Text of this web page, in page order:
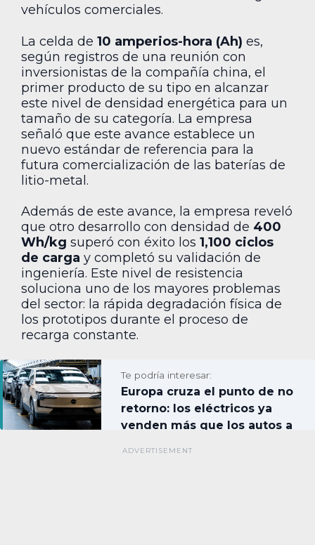
vehículos comerciales.
La celda de 10 amperios-hora (Ah) es,
según registros de una reunión con
inversionistas de la compañía china, el
primer producto de su tipo en alcanzar
este nivel de densidad energética para un
tamaño de su categoría. La empresa
señaló que este avance establece un
nuevo estándar de referencia para la
futura comercialización de las baterías de
litio-metal.
Además de este avance, la empresa reveló
que otro desarrollo con densidad de 400
Wh/kg superó con éxito los 1,100 ciclos
de carga y completó su validación de
ingeniería. Este nivel de resistencia
soluciona uno de los mayores problemas
del sector: la rápida degradación física de
los prototipos durante el proceso de
recarga constante.
Te podría interesar:
Europa cruza el punto de no
retorno: los eléctricos ya
venden más que los autos a